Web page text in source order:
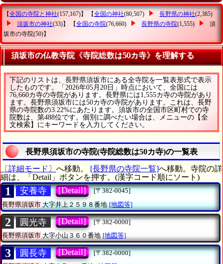
【全国の寺院と神社(157,167)】 【全国の神社(80,507) 長野県の神社(2,385)
須坂市の神社(33)】 【全国の寺院(76,660) 長野県の寺院(1,555)
須
坂市の寺院(50)】
須坂市の仏教寺院《寺院総数は50カ寺》を理解する
下記のリストは、長野県須坂市にある全寺院を一覧表形式で表示
したものです。「2026年05月20日」時点において、全国には
76,660カ寺の寺院があります。長野県には1,555カ寺の寺院があり
ます。長野県須坂市には50カ寺の寺院があります。これは、長野
県の寺院数の3.22%にあたります。須坂市の全国市区町村での寺
院数は、第488位です。個別に調べたい場合は、メニューの【全
文検索】にキーワードを入力してください。
長野県須坂市の寺院(寺院総数は50カ寺)の一覧表
〔詳細モード〕 へ移動。 [長野県の寺院一覧]へ移動。寺院の詳
細は、「Detail」ボタンを押す。(漢字コード順にソート)
1 安養寺 [Detail]
[〒382-0045]
長野県須坂市大字井上２５９８番地 [地図等]
2 圓光寺 [Detail]
[〒382-0000]
長野県須坂市大字小山３６０番地 [地図等]
3 圓長寺 [Detail]
[〒382-0000]